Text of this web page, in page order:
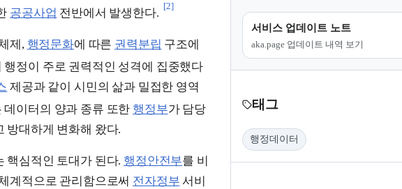
공공사업 전반에서 발생한다.
[2]
제, 행정문화에 따른 권력분립 구조에
행정이 주로 권력적인 성격에 집중했다
제공과 같이 시민의 삶과 밀접한 영역
데이터의 양과 종류 또한 행정부가 담당
방대하게 변화해 왔다.
핵심적인 토대가 된다. 행정안전부를 비
계적으로 관리함으로써 전자정부 서비
서비스 업데이트 노트
aka.page 업데이트 내역 보기
태그
행정데이터